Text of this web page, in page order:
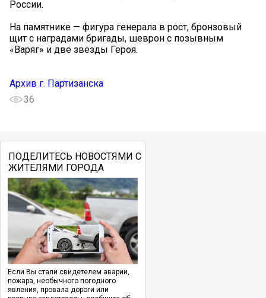
России.
На памятнике — фигура генерала в рост, бронзовый
щит с наградами бригады, шеврон с позывным
«Варяг» и две звезды Героя.
Архив г. Партизанска
36
ПОДЕЛИТЕСЬ НОВОСТЯМИ С
ЖИТЕЛЯМИ ГОРОДА
Если Вы стали свидетелем аварии,
пожара, необычного погодного
явления, провала дороги или